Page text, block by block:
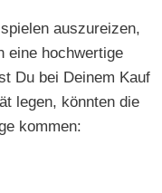
auszureizen,
eine hochwertige
Du bei Deinem Kauf
legen, könnten die
kommen: